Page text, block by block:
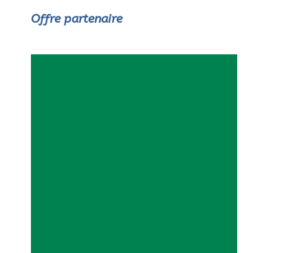
Offre partenaire